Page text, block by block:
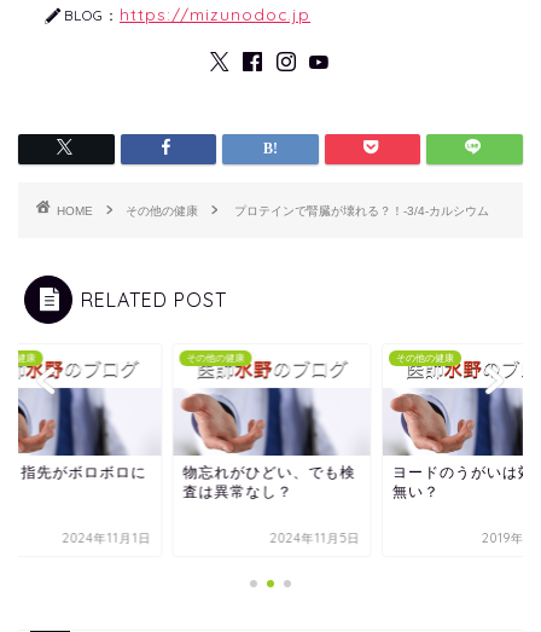
BLOG： https://mizunodoc.jp
HOME その他の健康 プロテインで腎臓が壊れる？！-3/4-カルシウム
RELATED POST
の健康
、指先がボロボロに
2024年11月1日
その他の健康
物忘れがひどい、でも検
査は異常なし？
2024年11月5日
その他の健康
ヨードのうがいは効
無い？
2019年1